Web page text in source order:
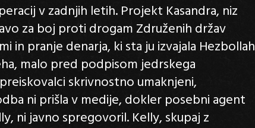
v zadnjih letih. Projekt Kasandra, niz
za boj proti drogam Združenih držav
in pranje denarja, ki sta ju izvajala Hezbollah
malo pred podpisom jedrskega
skrivnostno umaknjeni,
ni prišla v medije, dokler posebni agent
ni javno spregovoril. Kelly, skupaj z